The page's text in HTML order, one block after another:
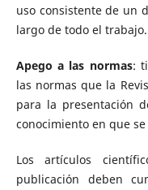
uso consistente de un
largo de todo el trabajo.
Apego a las normas:
las normas que la
para la presentación
conocimiento en que
Los artículos
publicación deben